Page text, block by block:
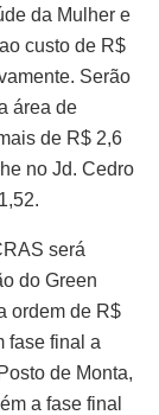
da Mulher e
custo de R$
Serão
área de
de R$ 2,6
no Jd. Cedro
será
do Green
ordem de R$
fase final a
de Monta,
a fase final